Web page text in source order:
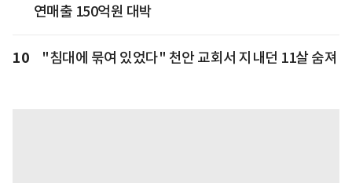
연매출 150억원 대박
10 "침대에 묶여 있었다" 천안 교회서 지내던 11살 숨져